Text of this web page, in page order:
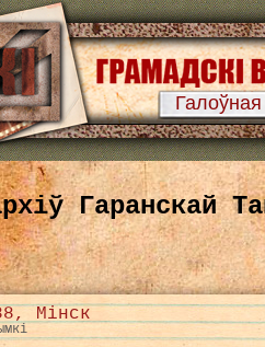
Галоўная
Гаранскай
Мінск